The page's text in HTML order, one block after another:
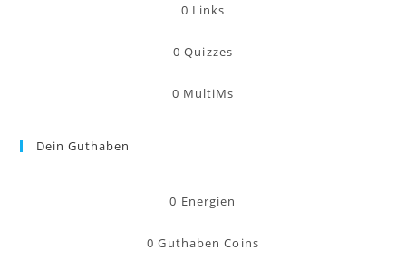
0 Links
0 Quizzes
0 MultiMs
Dein Guthaben
0 Energien
0 Guthaben Coins